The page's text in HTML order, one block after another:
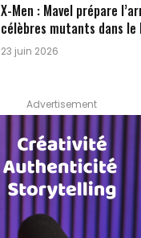
X-Men : Mavel prépare
célèbres mutants dans le
23 juin 2026
Advertisement